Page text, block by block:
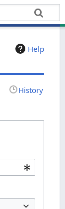
Help
History